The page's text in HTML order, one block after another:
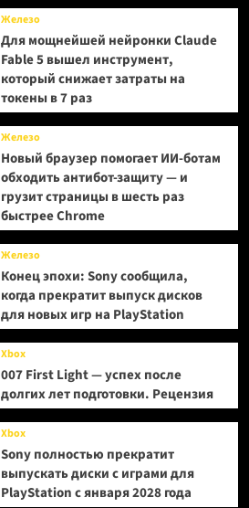
Железо
Для мощнейшей нейронки Claude
Fable 5 вышел инструмент,
который снижает затраты на
токены в 7 раз
Железо
Новый браузер помогает ИИ-ботам
обходить антибот-защиту — и
грузит страницы в шесть раз
быстрее Chrome
Железо
Конец эпохи: Sony сообщила,
когда прекратит выпуск дисков
для новых игр на PlayStation
Xbox
007 First Light — успех после
долгих лет подготовки. Рецензия
Xbox
Sony полностью прекратит
выпускать диски с играми для
PlayStation с января 2028 года